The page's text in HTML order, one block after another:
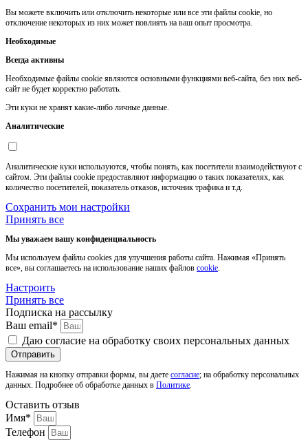
Вы можете включить или отключить некоторые или все эти файлы cookie, но
отключение некоторых из них может повлиять на ваш опыт просмотра.
Необходимые
Всегда активны
Необходимые файлы cookie являются основными функциями веб-сайта, без них веб-
сайт не будет корректно работать.
Эти куки не хранят какие-либо личные данные.
Аналитические
Аналитические куки используются, чтобы понять, как посетители взаимодействуют с
сайтом. Эти файлы cookie предоставляют информацию о таких показателях, как
количество посетителей, показатель отказов, источник трафика и т.д.
Сохранить мои настройки
Принять все
Мы уважаем вашу конфиденциальность
Мы используем файлы cookies для улучшения работы сайта. Нажимая «Принять
все», вы соглашаетесь на использование наших файлов cookie.
Настроить
Принять все
Подписка на рассылку
Ваш email*
Даю согласие на обработку своих персональных данных
Отправить
Нажимая на кнопку отправки формы, вы даете согласие; на обработку персональных
данных. Подробнее об обработке данных в Политике.
Оставить отзыв
Имя*
Телефон